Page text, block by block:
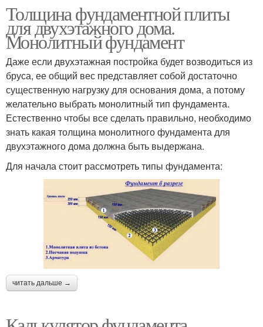
Толщина фундаментной плиты
для двухэтажного дома.
Монолитный фундамент
Даже если двухэтажная постройка будет возводиться из
бруса, ее общий вес представляет собой достаточно
существенную нагрузку для основания дома, а потому
желательно выбрать монолитный тип фундамента.
Естественно чтобы все сделать правильно, необходимо
знать какая толщина монолитного фундамента для
двухэтажного дома должна быть выдержана.
Для начала стоит рассмотреть типы фундамента:
читать дальше →